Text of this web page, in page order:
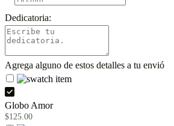
Dedicatoria:
Agrega alguno de estos detalles a tu envió
Globo Amor
$125.00